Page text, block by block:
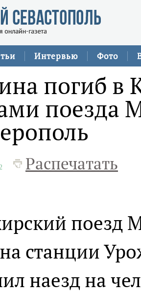
Интервью Фото
погиб в
поезда
Распечатать
поезд
станции
наезд на